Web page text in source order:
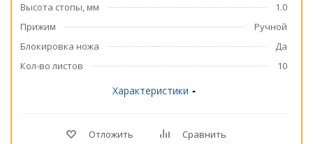
Высота стопы, мм
1.0
Прижим
Ручной
Блокировка ножа
Да
Кол-во листов
10
Характеристики
Отложить Сравнить